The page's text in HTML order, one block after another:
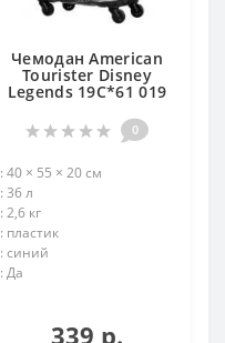
Чемодан American
Tourister Disney
Legends 19C*61 019
0
: 40 × 55 × 20 см
: 36 л
: 2,6 кг
: пластик
: синий
: Да
339 р.